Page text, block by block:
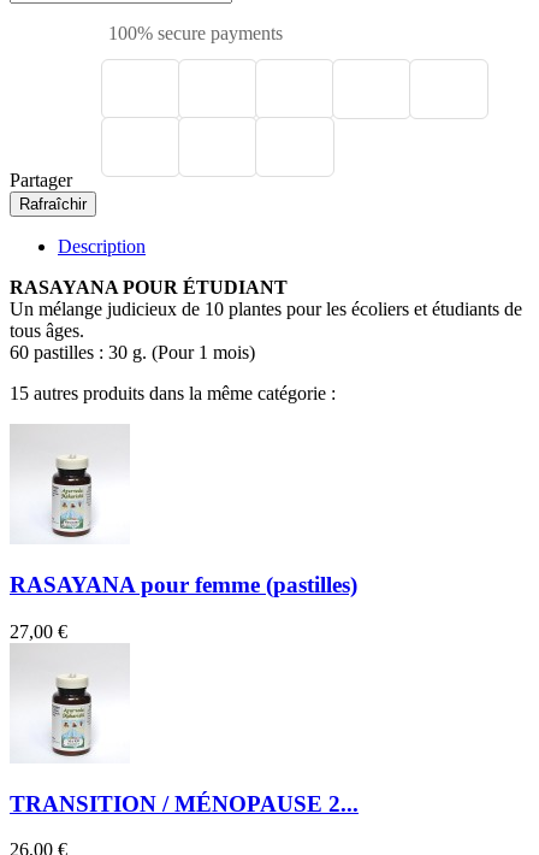
100% secure payments
Partager
Description
RASAYANA POUR ÉTUDIANT
Un mélange judicieux de 10 plantes pour les écoliers et étudiants de
tous âges.
60 pastilles : 30 g. (Pour 1 mois)
15 autres produits dans la même catégorie :
RASAYANA pour femme (pastilles)
27,00 €
TRANSITION / MÉNOPAUSE 2...
26,00 €